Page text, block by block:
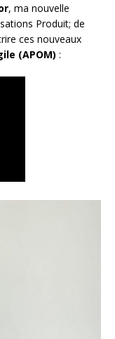
, ma nouvelle
Produit; de
ces nouveaux
(APOM) :